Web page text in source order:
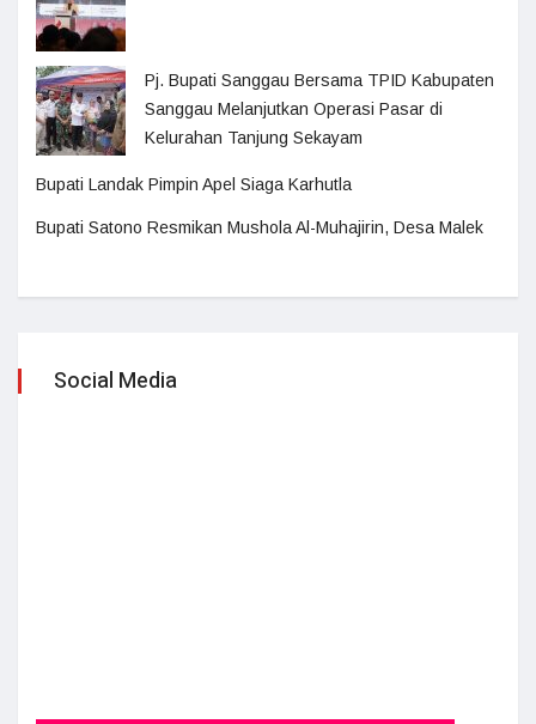
Pj. Bupati Sanggau Bersama TPID Kabupaten
Sanggau Melanjutkan Operasi Pasar di
Kelurahan Tanjung Sekayam
Bupati Landak Pimpin Apel Siaga Karhutla
Bupati Satono Resmikan Mushola Al-Muhajirin, Desa Malek
Social Media